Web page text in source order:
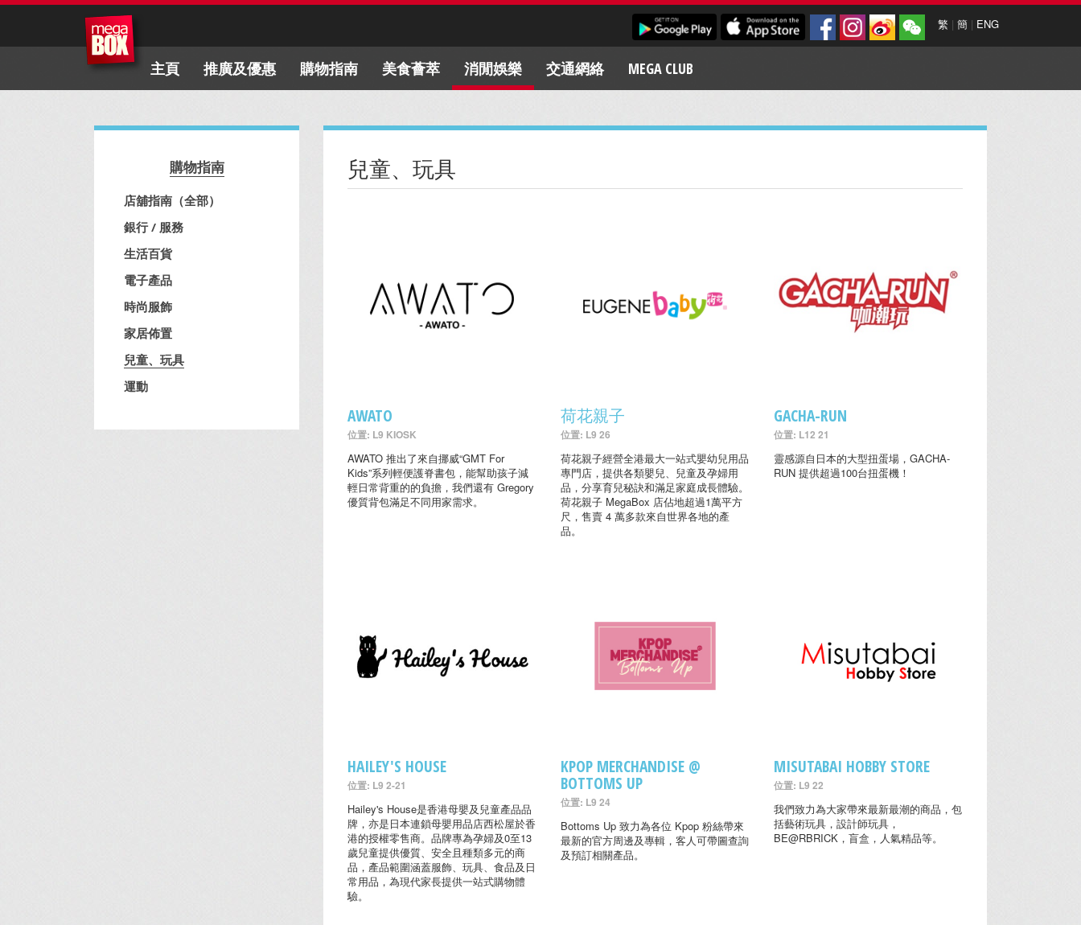
繁 | 簡 | ENG
主頁 推廣及優惠 購物指南 美食薈萃 消閒娛樂 交通網絡 MEGA CLUB
購物指南
店舖指南（全部）
銀行 / 服務
生活百貨
電子產品
時尚服飾
家居佈置
兒童、玩具
運動
兒童、玩具
AWATO
位置: L9 KIOSK
AWATO 推出了來自挪威“GMT For
Kids”系列輕便護脊書包，能幫助孩子減
輕日常背重的的負擔，我們還有 Gregory
優質背包滿足不同用家需求。
荷花親子
位置: L9 26
荷花親子經營全港最大一站式嬰幼兒用品
專門店，提供各類嬰兒、兒童及孕婦用
品，分享育兒秘訣和滿足家庭成長體驗。
荷花親子 MegaBox 店佔地超過1萬平方
尺，售賣 4 萬多款來自世界各地的產
品。
GACHA-RUN
位置: L12 21
靈感源自日本的大型扭蛋場，GACHA-
RUN 提供超過100台扭蛋機！
HAILEY'S HOUSE
位置: L9 2-21
Hailey's House是香港母嬰及兒童產品品
牌，亦是日本連鎖母嬰用品店西松屋於香
港的授權零售商。品牌專為孕婦及0至13
歲兒童提供優質、安全且種類多元的商
品，產品範圍涵蓋服飾、玩具、食品及日
常用品，為現代家長提供一站式購物體
驗。
KPOP MERCHANDISE @
BOTTOMS UP
位置: L9 24
Bottoms Up 致力為各位 Kpop 粉絲帶來
最新的官方周邊及專輯，客人可帶圖查詢
及預訂相關產品。
MISUTABAI HOBBY STORE
位置: L9 22
我們致力為大家帶來最新最潮的商品，包
括藝術玩具，設計師玩具，
BE@RBRICK，盲盒，人氣精品等。